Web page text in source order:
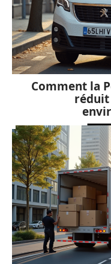
Comment la